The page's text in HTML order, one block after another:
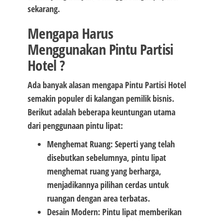
sekarang.
Mengapa Harus
Menggunakan Pintu Partisi
Hotel ?
Ada banyak alasan mengapa Pintu Partisi Hotel
semakin populer di kalangan pemilik bisnis.
Berikut adalah beberapa keuntungan utama
dari penggunaan pintu lipat:
Menghemat Ruang: Seperti yang telah
disebutkan sebelumnya, pintu lipat
menghemat ruang yang berharga,
menjadikannya pilihan cerdas untuk
ruangan dengan area terbatas.
Desain Modern: Pintu lipat memberikan